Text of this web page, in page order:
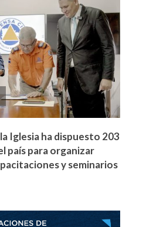
Iglesia ha dispuesto 203
país para organizar
y seminarios